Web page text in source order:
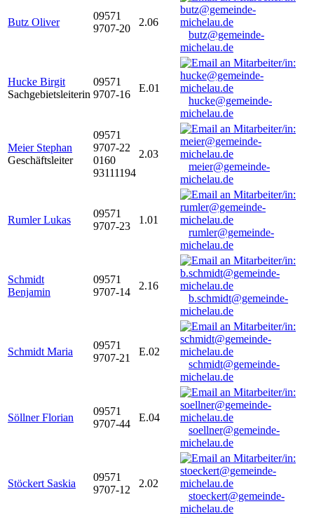
Butz Oliver
09571
9707-20
2.06
butz@gemeinde-
michelau.de
Hucke Birgit
Sachgebietsleiterin
09571
9707-16
E.01
hucke@gemeinde-
michelau.de
Meier Stephan
Geschäftsleiter
09571
9707-22
0160
93111194
2.03
meier@gemeinde-
michelau.de
Rumler Lukas
09571
9707-23
1.01
rumler@gemeinde-
michelau.de
Schmidt
Benjamin
09571
9707-14
2.16
b.schmidt@gemeinde-
michelau.de
Schmidt Maria
09571
9707-21
E.02
schmidt@gemeinde-
michelau.de
Söllner Florian
09571
9707-44
E.04
soellner@gemeinde-
michelau.de
Stöckert Saskia
09571
9707-12
2.02
stoeckert@gemeinde-
michelau.de